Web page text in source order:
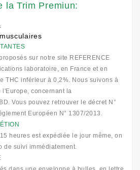
la Trim Premiun:
sur notre site REFERENCE
laboratoire, en France et en
THC inférieur à 0,2%. Nous suivons à
l'Europe, concernant la
Vous pouvez retrouver le décret N°
Européen N° 1307/2013.
heures est expédiée le jour même, on
de suivi immédiatement.